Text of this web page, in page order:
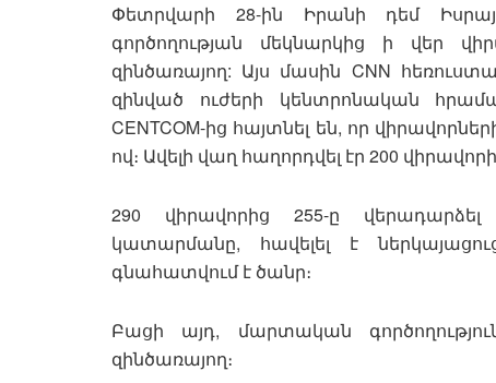
Փետրվարի 28-ին Իրանի դեմ
գործողության մեկնարկից ի վեր
զինծառայող: Այս մասին CNN
զինված ուժերի կենտրոնական
CENTCOM-ից հայտնել են, որ
ով։ Ավելի վաղ հաղորդվել էր 200
290 վիրավորից 255-ը
կատարմանը, հավելել է
գնահատվում է ծանր։
Բացի այդ, մարտական
զինծառայող։